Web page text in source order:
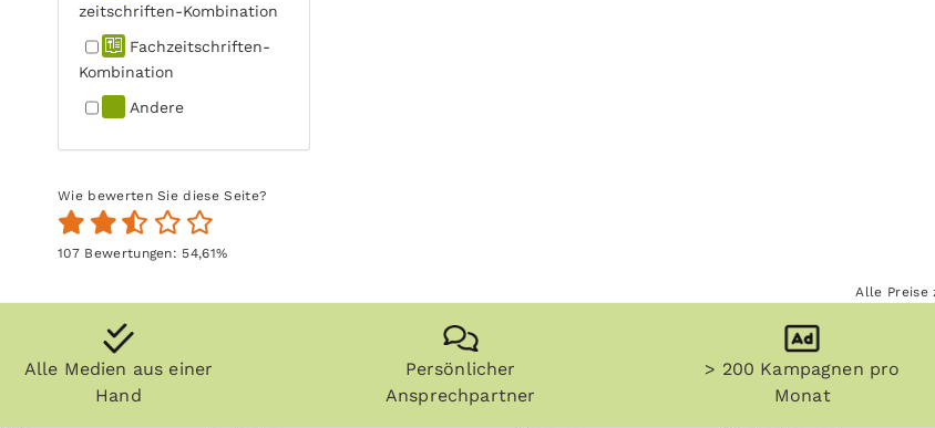
zeitschriften-Kombination
Fachzeit­schriften-
Kombination
Andere
Wie bewerten Sie diese Seite?
107Bewertungen: 54,61%
Alle Preise
Alle Medien aus einer
Hand
Persönlicher
Ansprechpartner
> 200 Kampagnen pro
Monat